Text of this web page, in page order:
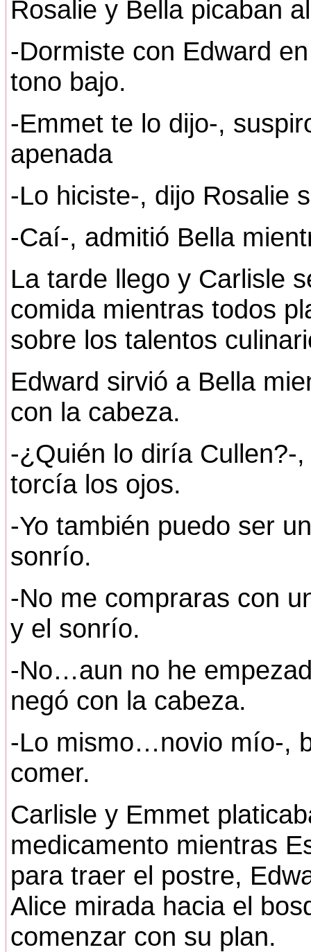
Rosalie y Bella picaban
-Dormiste con Edward
tono bajo.
-Emmet te lo dijo-,
apenada
-Lo hiciste-, dijo Rosalie
-Caí-, admitió Bella
La tarde llego y Carlisle
comida mientras todos
sobre los talentos
Edward sirvió a Bella
con la cabeza.
-¿Quién lo diría Cullen?-
torcía los ojos.
-Yo también puedo ser
sonrío.
-No me compraras con
y el sonrío.
-No…aun no he
negó con la cabeza.
-Lo mismo…novio mío-,
comer.
Carlisle y Emmet
medicamento mientras
para traer el postre,
Alice mirada hacia el
comenzar con su plan.